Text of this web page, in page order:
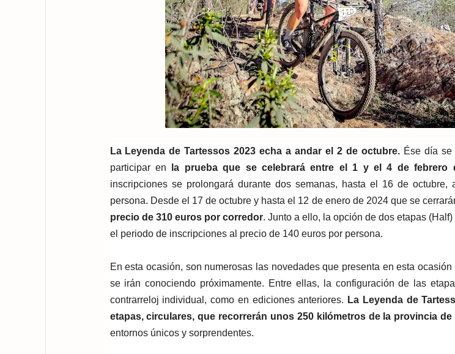
La Leyenda de Tartessos 2023 echa a andar el 2 de octubre.Ése día se
participar en la prueba que se celebrará entre el 1 y el 4 de febrero
inscripciones se prolongará durante dos semanas, hasta el 16 de
persona. Desde el 17 de octubre y hasta el 12 de enero de 2024 que se
precio de 310 euros por corredor. Junto a ello, la opción de dos etapas
el periodo de inscripciones al precio de 140 euros por persona.
En esta ocasión, son numerosas las novedades que presenta en esta
se irán conociendo próximamente. Entre ellas, la configuración de las
contrarreloj individual, como en ediciones anteriores. La Leyenda de
etapas, circulares, que recorrerán unos 250 kilómetros de la provincia de
entornos únicos y sorprendentes.